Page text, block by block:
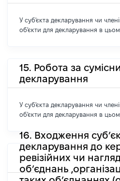
У суб'єкта декларування чи
об'єкти для декларування в
15. Робота за
декларування
У суб'єкта декларування чи
об'єкти для декларування в
16. Входження
декларування до
ревізійних чи
об’єднань